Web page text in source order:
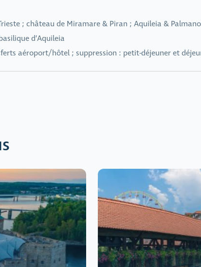
; château de Miramare & Piran ; Aquileia &
d’Aquileia
aéroport/hôtel ; suppression : petit-déjeuner et